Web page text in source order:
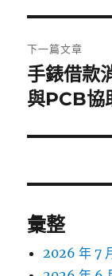
覽
文
章:
下一篇文章
下
一
文
手錶借款
與PCB協
彙整
2026 年 7